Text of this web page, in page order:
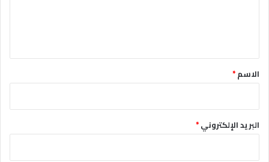
*الاسم*
البريد الإلكتروني*